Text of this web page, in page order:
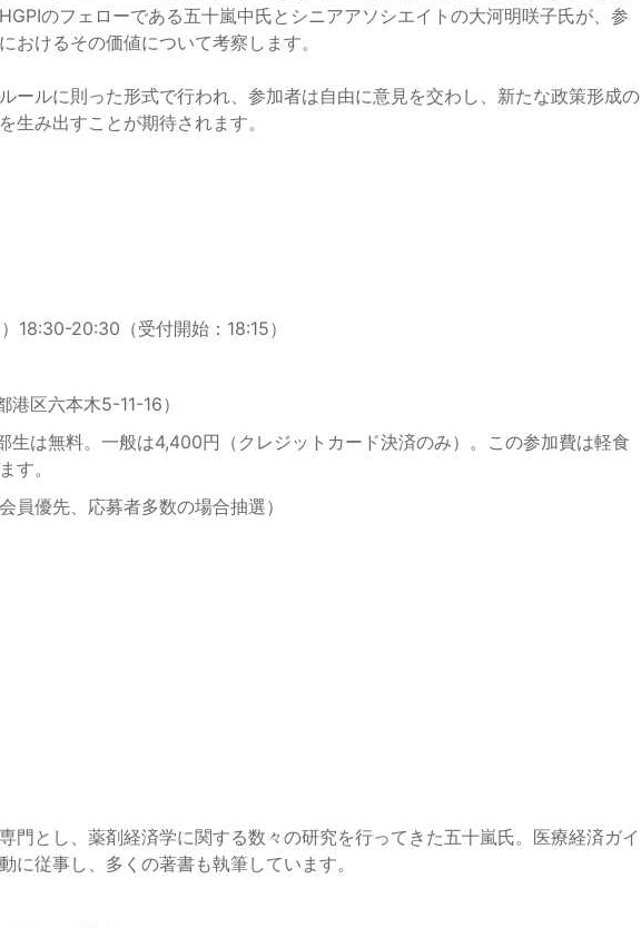
のフェローである五十嵐中氏とシニアアソシエイトの大河明咲子氏が、参
おけるその価値について考察します。
ールに則った形式で行われ、参加者は自由に意見を交わし、新たな政策形成の
生み出すことが期待されます。
18:30-20:30（受付開始：18:15）
港区六本木5-11-16）
生は無料。一般は4,400円（クレジットカード決済のみ）。この参加費は軽食
す。
員優先、応募者多数の場合抽選）
門とし、薬剤経済学に関する数々の研究を行ってきた五十嵐氏。医療経済ガイ
に従事し、多くの著書も執筆しています。